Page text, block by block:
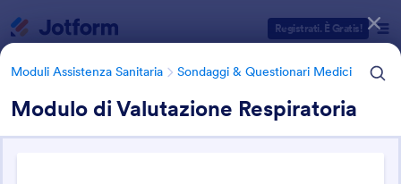
Registrati. È Gratis!
Moduli Assistenza Sanitaria Sondaggi & Questionari Medici
Modulo di Valutazione Respiratoria
Categorie Template Moduli